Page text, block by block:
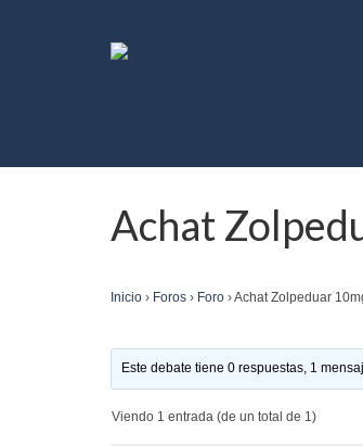
Achat
Inicio › Foros › Foro ›Achat Zolpeduar
Este debate tiene 0 respuestas, 1
Viendo 1 entrada (de un total de 1)